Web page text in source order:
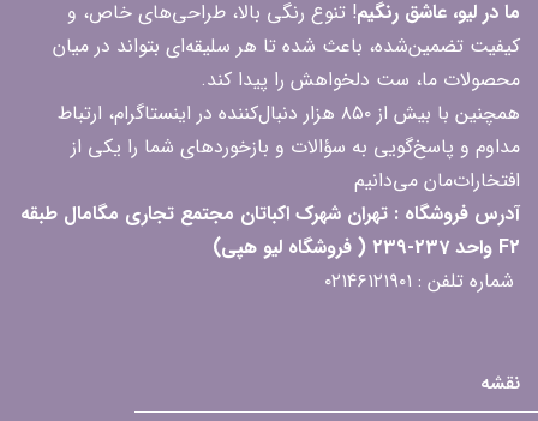
ما در لیو، عاشق رنگیم! تنوع رنگی بالا، طراحی‌های خاص، و
کیفیت تضمین‌شده، باعث شده تا هر سلیقه‌ای بتواند در میان
محصولات ما، ست دلخواهش را پیدا کند.
همچنین با بیش از ۸۵۰ هزار دنبال‌کننده در اینستاگرام، ارتباط
مداوم و پاسخ‌گویی به سؤالات و بازخوردهای شما را یکی از
افتخارات‌مان می‌دانیم
آدرس فروشگاه : تهران شهرک اکباتان مجتمع تجاری مگامال طبقه
F2 واحد 237-239 ( فروشگاه لیو هپی)
شماره تلفن : ۰۲۱۴۶۱۲۱۹۰۱
نقشه